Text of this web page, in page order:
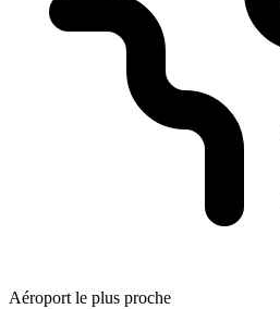
Aéroport le plus proche